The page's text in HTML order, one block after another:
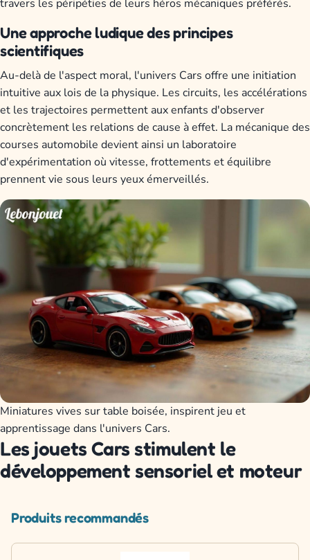
travers les péripéties de leurs héros mécaniques préférés.
Une approche ludique des principes
scientifiques
Au-delà de l'aspect moral, l'univers Cars offre une initiation
intuitive aux lois de la physique. Les circuits, les accélérations
et les trajectoires permettent aux enfants d'observer
concrètement les relations de cause à effet. La mécanique des
courses automobile devient ainsi un laboratoire
d'expérimentation où vitesse, frottements et équilibre
prennent vie sous leurs yeux émerveillés.
Miniatures vives sur table boisée, inspirent jeu et
apprentissage dans l'univers Cars.
Les jouets Cars stimulent le
développement sensoriel et moteur
Produits recommandés